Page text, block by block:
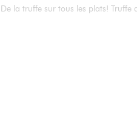
De la truffe sur tous les plats! Truffe